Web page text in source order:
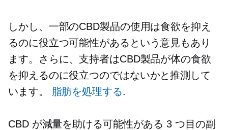
しかし、一部のCBD製品の使用は食欲を抑え
るのに役立つ可能性があるという意見もあり
ます。さらに、支持者はCBD製品が体の食欲
を抑えるのに役立つのではないかと推測して
います。
脂肪を処理する.
CBD が減量を助ける可能性がある 3 つ目の副